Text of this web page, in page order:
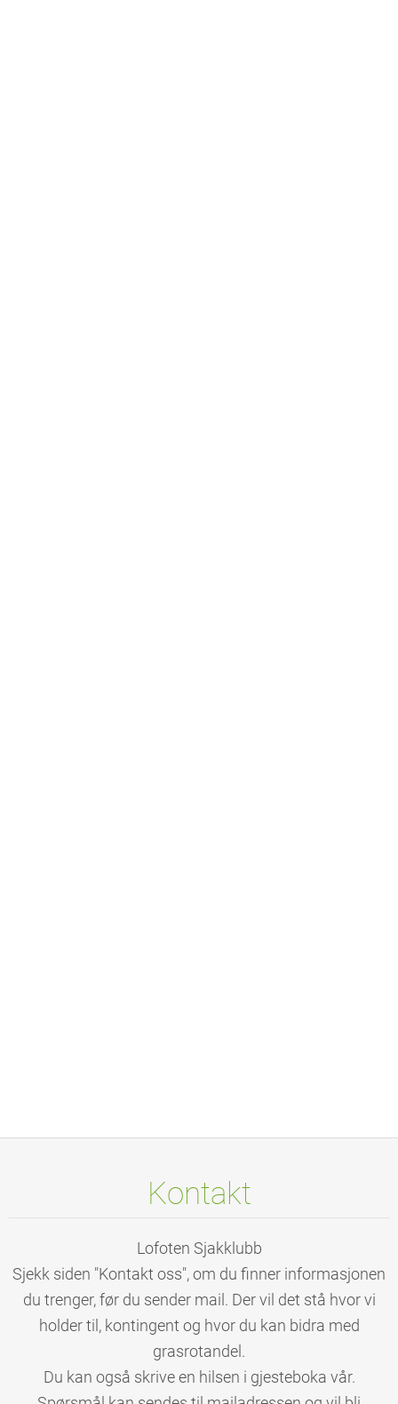
Kontakt
Lofoten Sjakklubb
Sjekk siden "Kontakt oss", om du finner informasjonen
du trenger, før du sender mail. Der vil det stå hvor vi
holder til, kontingent og hvor du kan bidra med
grasrotandel.
Du kan også skrive en hilsen i gjesteboka vår.